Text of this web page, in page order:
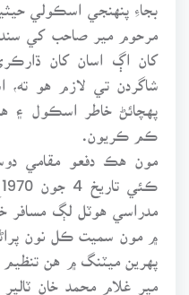
بجاءِ پنهنجي اسڪولي
مرحوم مير صاحب کي
کان اڳ اسان کان
شاگردن تي لازم هو
پهچائڻ خاطر اسڪول ۽
مون هڪ دفعو مقامي
مدراسي هوٽل لڳ مسافر
۾ مون سميت ڪل نون
پهرين ميٽنگ ۾ هن تنظيم
مير غلام محمد خان